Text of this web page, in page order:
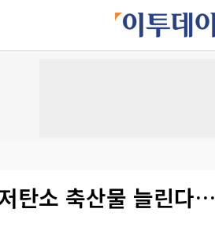
탄소 축산물 늘린다